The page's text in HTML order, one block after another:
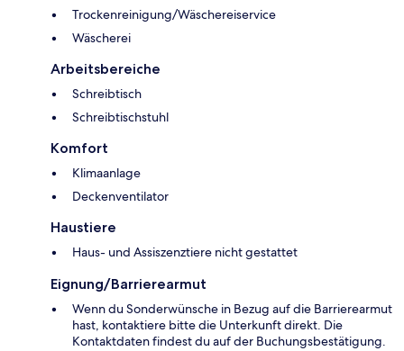
Trockenreinigung/Wäschereiservice
Wäscherei
Arbeitsbereiche
Schreibtisch
Schreibtischstuhl
Komfort
Klimaanlage
Deckenventilator
Haustiere
Haus- und Assiszenztiere nicht gestattet
Eignung/Barrierearmut
Wenn du Sonderwünsche in Bezug auf die Barrierearmut
hast, kontaktiere bitte die Unterkunft direkt. Die
Kontaktdaten findest du auf der Buchungsbestätigung.